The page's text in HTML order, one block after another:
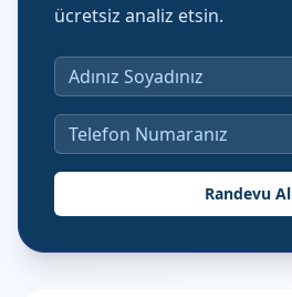
ücretsiz analiz etsin.
Randevu Al